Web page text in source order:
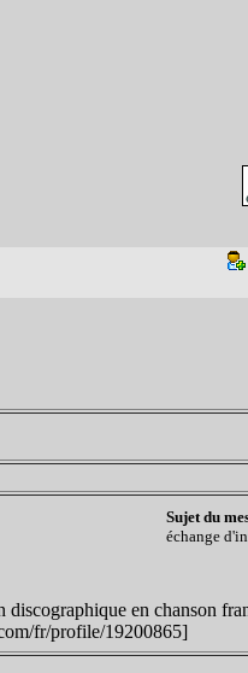
Sujet du
échange
discographique en chanson
fr/profile/19200865]